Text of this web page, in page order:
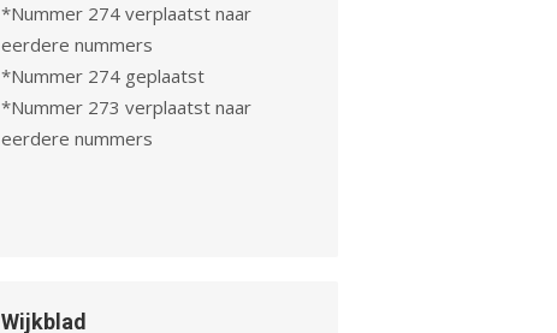
*Nummer 274 verplaatst naar
eerdere nummers
*Nummer 274 geplaatst
*Nummer 273 verplaatst naar
eerdere nummers
Wijkblad